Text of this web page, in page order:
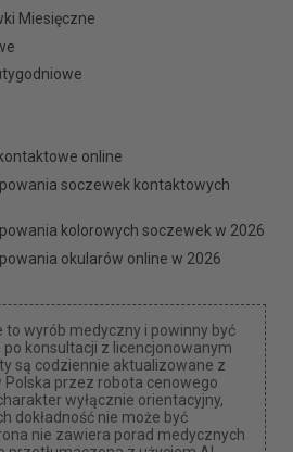
Miesięczne
online
soczewek kontaktowych
kolorowych soczewek w 2026
okularów online w 2026
wyrób medyczny i powinny być
konsultacji z licencjonowanym
są codziennie aktualizowane z
przez robota cenowego
wyłącznie orientacyjny,
dokładność nie może być
nie zawiera porad medycznych